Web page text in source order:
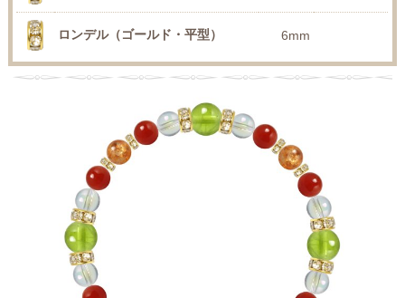
ロンデル（ゴールド・平型） 6mm